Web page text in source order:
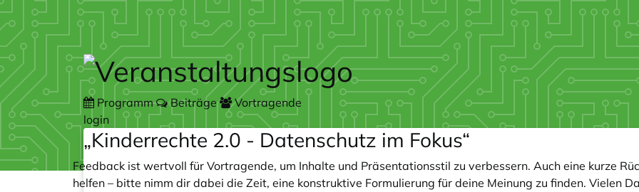
Zum Hauptteil springen
Programm Beiträge
Vortragende
login
„Kinderrechte 2.0 - Datenschutz im Fokus“
Feedback ist wertvoll für Vortragende, um Inhalte und Präsentationsstil zu verbessern. Auch eine kurze
helfen – bitte nimm dir dabei die Zeit, eine konstruktive Formulierung für deine Meinung zu finden. Vielen